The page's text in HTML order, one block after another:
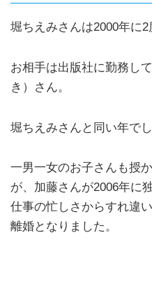
堀ちえみさんは2000年に2
お相手は出版社に勤務し
き）さん。
堀ちえみさんと同い年でし
一男一女のお子さんも授
が、加藤さんが2006年に
仕事の忙しさからすれ違
離婚となりました。